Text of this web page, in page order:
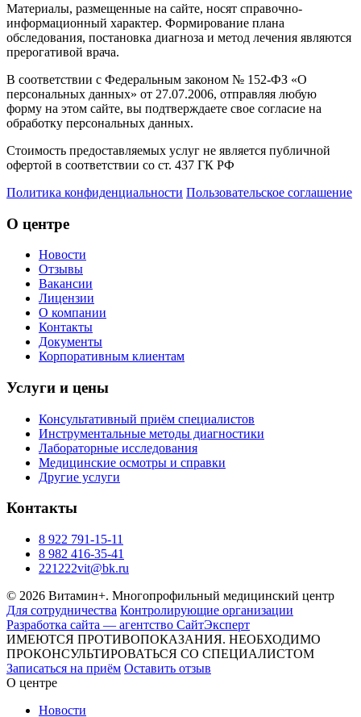
Материалы, размещенные на сайте, носят справочно-
информационный характер. Формирование плана
обследования, постановка диагноза и метод лечения являются
прерогативой врача.
В соответствии с Федеральным законом № 152-ФЗ «О
персональных данных» от 27.07.2006, отправляя любую
форму на этом сайте, вы подтверждаете свое согласие на
обработку персональных данных.
Стоимость предоставляемых услуг не является публичной
офертой в соответствии со ст. 437 ГК РФ
Политика конфиденциальности Пользовательское соглашение
О центре
Новости
Отзывы
Вакансии
Лицензии
О компании
Контакты
Документы
Корпоративным клиентам
Услуги и цены
Консультативный приём специалистов
Инструментальные методы диагностики
Лабораторные исследования
Медицинские осмотры и справки
Другие услуги
Контакты
8 922 791-15-11
8 982 416-35-41
221222vit@bk.ru
© 2026 Витамин+. Многопрофильный медицинский центр
Для сотрудничества Контролирующие организации
Разработка сайта — агентство СайтЭксперт
ИМЕЮТСЯ ПРОТИВОПОКАЗАНИЯ. НЕОБХОДИМО
ПРОКОНСУЛЬТИРОВАТЬСЯ СО СПЕЦИАЛИСТОМ
Записаться на приём Оставить отзыв
О центре
Новости